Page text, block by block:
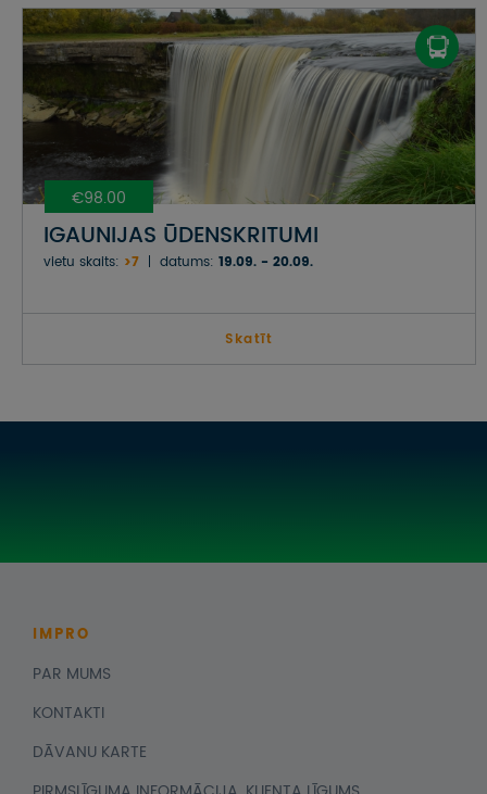
€98.00
IGAUNIJAS ŪDENSKRITUMI
vietu skaits: >7 datums: 19.09. - 20.09.
Skatīt
IMPRO
PAR MUMS
KONTAKTI
DĀVANU KARTE